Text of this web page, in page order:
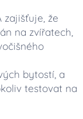
zajišťuje, že
na zvířatech,
bytostí, a
testovat na